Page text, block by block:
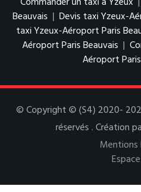
Beauvais | Devis taxi Yzeux-
taxi Yzeux-Aéroport Paris
Aéroport Paris Beauvais |
Aéroport
© Copyright © (S4) 2020-
réservés . Création
Mentions